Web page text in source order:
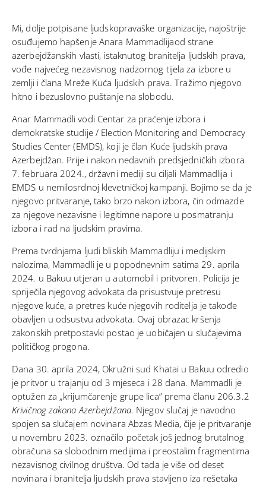
Mi, dolje potpisane ljudskopravaške organizacije, najoštrije
osuđujemo hapšenje Anara Mammadlijaod strane
azerbejdžanskih vlasti, istaknutog branitelja ljudskih prava,
vođe najvećeg nezavisnog nadzornog tijela za izbore u
zemlji i člana Mreže Kuća ljudskih prava. Tražimo njegovo
hitno i bezuslovno puštanje na slobodu.
Anar Mammadli vodi Centar za praćenje izbora i
demokratske studije / Election Monitoring and Democracy
Studies Center (EMDS), koji je član Kuće ljudskih prava
Azerbejdžan. Prije i nakon nedavnih predsjedničkih izbora
7. februara 2024., državni mediji su ciljali Mammadlija i
EMDS u nemilosrdnoj klevetničkoj kampanji. Bojimo se da je
njegovo pritvaranje, tako brzo nakon izbora, čin odmazde
za njegove nezavisne i legitimne napore u posmatranju
izbora i rad na ljudskim pravima.
Prema tvrdnjama ljudi bliskih Mammadliju i medijskim
nalozima, Mammadli je u popodnevnim satima 29. aprila
2024. u Bakuu utjeran u automobil i pritvoren. Policija je
spriječila njegovog advokata da prisustvuje pretresu
njegove kuće, a pretres kuće njegovih roditelja je takođe
obavljen u odsustvu advokata. Ovaj obrazac kršenja
zakonskih pretpostavki postao je uobičajen u slučajevima
političkog progona.
Dana 30. aprila 2024, Okružni sud Khatai u Bakuu odredio
je pritvor u trajanju od 3 mjeseca i 28 dana. Mammadli je
optužen za „krijumčarenje grupe lica” prema članu 206.3.2
Krivičnog zakona Azerbejdžana. Njegov slučaj je navodno
spojen sa slučajem novinara Abzas Media, čije je pritvaranje
u novembru 2023. označilo početak još jednog brutalnog
obračuna sa slobodnim medijima i preostalim fragmentima
nezavisnog civilnog društva. Od tada je više od deset
novinara i branitelja ljudskih prava stavljeno iza rešetaka